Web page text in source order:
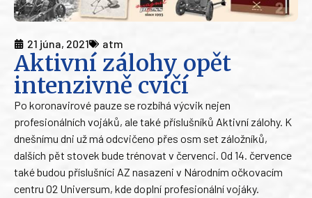
21 júna, 2021 atm
Aktivní zálohy opět
intenzivně cvičí
Po koronavirové pauze se rozbíhá výcvik nejen
profesionálních vojáků, ale také příslušníků Aktivní zálohy. K
dnešnímu dni už má odcvičeno přes osm set záložníků,
dalších pět stovek bude trénovat v červenci. Od 14. července
také budou příslušníci AZ nasazeni v Národním očkovacím
centru O2 Universum, kde doplní profesionální vojáky.